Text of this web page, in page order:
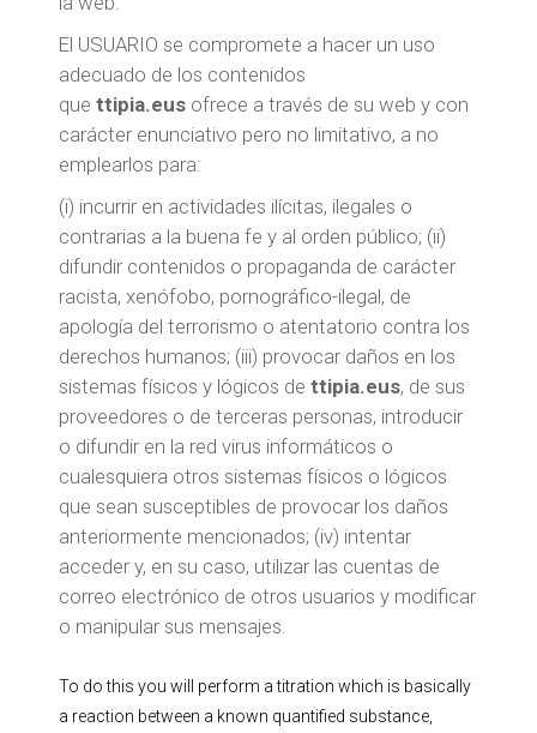
El USUARIO se compromete a hacer un uso
adecuado de los contenidos
que ttipia.eus ofrece a través de su web y con
carácter enunciativo pero no limitativo, a no
emplearlos para:
(i) incurrir en actividades ilícitas, ilegales o
contrarias a la buena fe y al orden público; (ii)
difundir contenidos o propaganda de carácter
racista, xenófobo, pornográfico-ilegal, de
apología del terrorismo o atentatorio contra los
derechos humanos; (iii) provocar daños en los
sistemas físicos y lógicos de ttipia.eus, de sus
proveedores o de terceras personas, introducir
o difundir en la red virus informáticos o
cualesquiera otros sistemas físicos o lógicos
que sean susceptibles de provocar los daños
anteriormente mencionados; (iv) intentar
acceder y, en su caso, utilizar las cuentas de
correo electrónico de otros usuarios y modificar
o manipular sus mensajes.
To do this you will perform a titration which is basically
a reaction between a known quantified substance,